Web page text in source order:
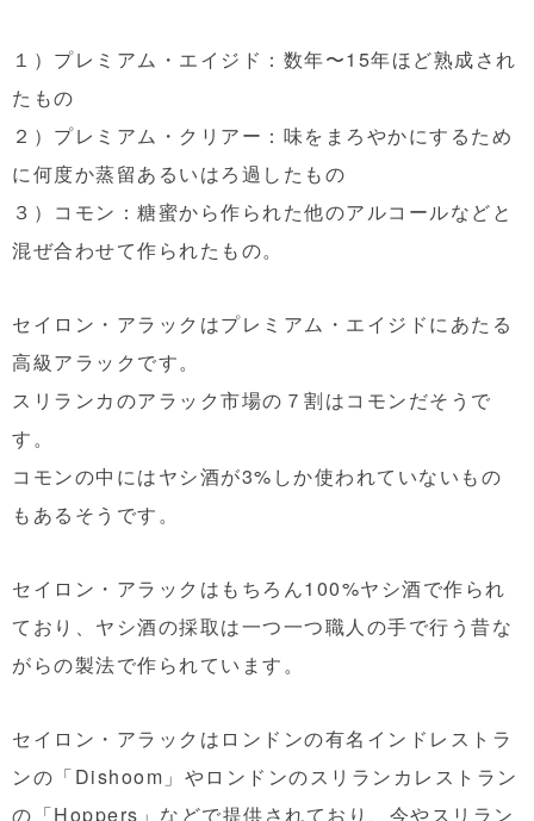
１）プレミアム・エイジド：数年〜15年ほど熟成され
たもの
２）プレミアム・クリアー：味をまろやかにするため
に何度か蒸留あるいはろ過したもの
３）コモン：糖蜜から作られた他のアルコールなどと
混ぜ合わせて作られたもの。
セイロン・アラックはプレミアム・エイジドにあたる
高級アラックです。
スリランカのアラック市場の７割はコモンだそうで
す。
コモンの中にはヤシ酒が3%しか使われていないもの
もあるそうです。
セイロン・アラックはもちろん100%ヤシ酒で作られ
ており、ヤシ酒の採取は一つ一つ職人の手で行う昔な
がらの製法で作られています。
セイロン・アラックはロンドンの有名インドレストラ
ンの「Dishoom」やロンドンのスリランカレストラン
の「Hoppers」などで提供されており、今やスリラン